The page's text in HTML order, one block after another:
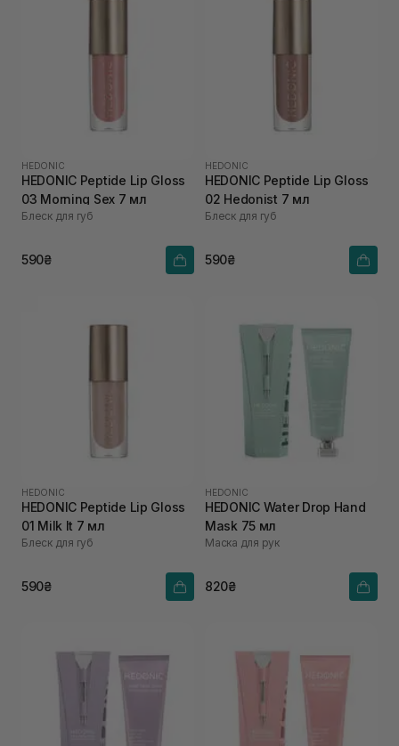
HEDONIC
HEDONIC Peptide Lip Gloss
03 Morning Sex 7 мл
Блеск для губ
590₴
HEDONIC
HEDONIC Peptide Lip Gloss
02 Hedonist 7 мл
Блеск для губ
590₴
HEDONIC
HEDONIC Peptide Lip Gloss
01 Milk It 7 мл
Блеск для губ
590₴
HEDONIC
HEDONIC Water Drop Hand
Mask 75 мл
Маска для рук
820₴